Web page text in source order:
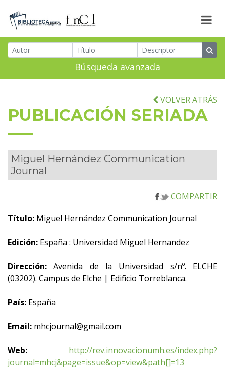
Búsqueda avanzada
VOLVER ATRÁS
PUBLICACIÓN SERIADA
Miguel Hernández Communication
Journal
COMPARTIR
Título: Miguel Hernández Communication Journal
Edición: España : Universidad Miguel Hernandez
Dirección: Avenida de la Universidad s/nº. ELCHE
(03202). Campus de Elche | Edificio Torreblanca.
País: España
Email: mhcjournal@gmail.com
Web:
http://rev.innovacionumh.es/index.php?
journal=mhcj&page=issue&op=view&path[]=13